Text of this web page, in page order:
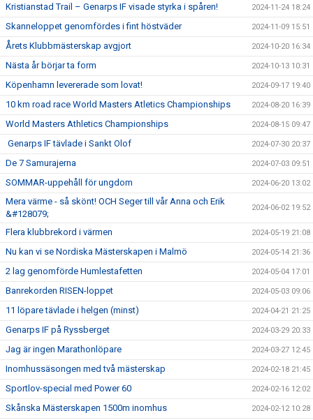
Kristianstad Trail – Genarps IF visade styrka i spåren! 2024-11-24 18:24
Skanneloppet genomfördes i fint höstväder 2024-11-09 15:51
Årets Klubbmästerskap avgjort 2024-10-20 16:34
Nästa år börjar ta form 2024-10-13 10:31
Köpenhamn levererade som lovat! 2024-09-17 19:40
10 km road race World Masters Atletics Championships 2024-08-20 16:39
World Masters Athletics Championships 2024-08-15 09:47
Genarps IF tävlade i Sankt Olof 2024-07-30 20:37
De 7 Samurajerna 2024-07-03 09:51
SOMMAR-uppehåll för ungdom 2024-06-20 13:02
Mera värme - så skönt! OCH Seger till vår Anna och Erik
&#128079;
2024-06-02 19:52
Flera klubbrekord i värmen 2024-05-19 21:08
Nu kan vi se Nordiska Mästerskapen i Malmö 2024-05-14 21:36
2 lag genomförde Humlestafetten 2024-05-04 17:01
Banrekorden RISEN-loppet 2024-05-03 09:06
11 löpare tävlade i helgen (minst) 2024-04-21 21:25
Genarps IF på Ryssberget 2024-03-29 20:33
Jag är ingen Marathonlöpare 2024-03-27 12:45
Inomhussäsongen med två mästerskap 2024-02-18 21:45
Sportlov-special med Power 60 2024-02-16 12:02
Skånska Mästerskapen 1500m inomhus 2024-02-12 10:28